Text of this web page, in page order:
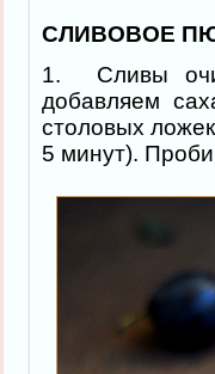
СЛИВОВОЕ
1. Сливы
добавляем
столовых
5 минут).